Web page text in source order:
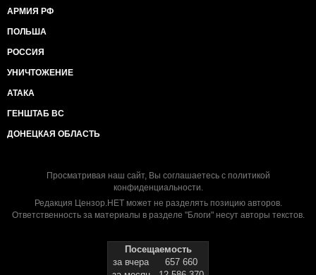
АРМИЯ РФ
ПОЛЬША
РОССИЯ
УНИЧТОЖЕНИЕ
АТАКА
ГЕНШТАБ ВС
ДОНЕЦКАЯ ОБЛАСТЬ
Просматривая наш сайт, Вы соглашаетесь с политикой
конфиденциальности.
Редакция Цензор.НЕТ может не разделять позицию авторов.
Ответственность за материалы в разделе "Блоги" несут авторы текстов.
Посещаемость
за вчера
657 660